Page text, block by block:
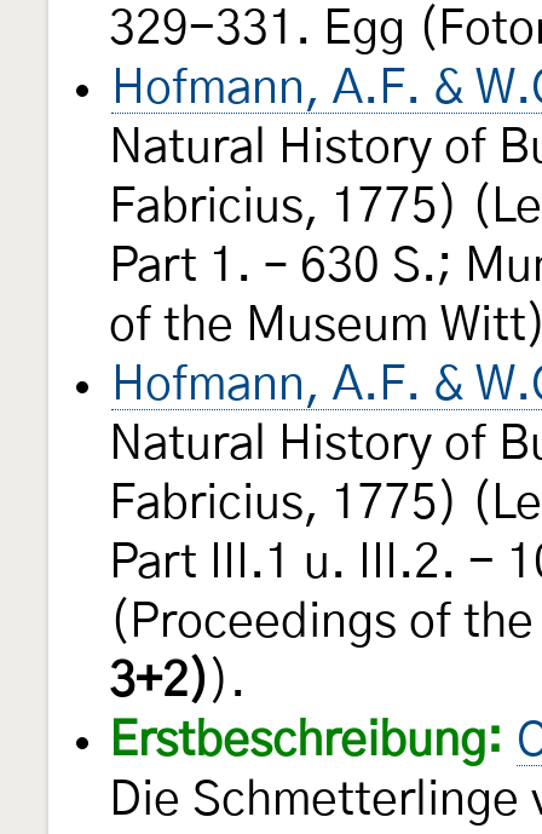
329-331. Egg
Hofmann, A.F. &
Natural History of
Fabricius, 1775)
Part 1. – 630 S.;
of the Museum
Hofmann, A.F. &
Natural History of
Fabricius, 1775)
Part III.1 u. III.2. -
(Proceedings of
3+2) ).
Erstbeschreibung:
Die Schmetterlinge